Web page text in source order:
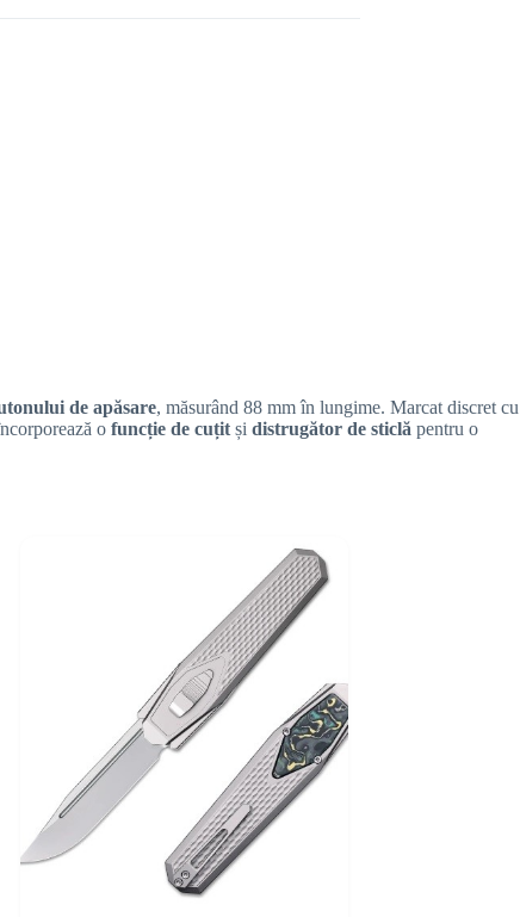
de apăsare, măsurând 88 mm în lungime. Marcat discret cu
o funcție de cuțit și distrugător de sticlă pentru o